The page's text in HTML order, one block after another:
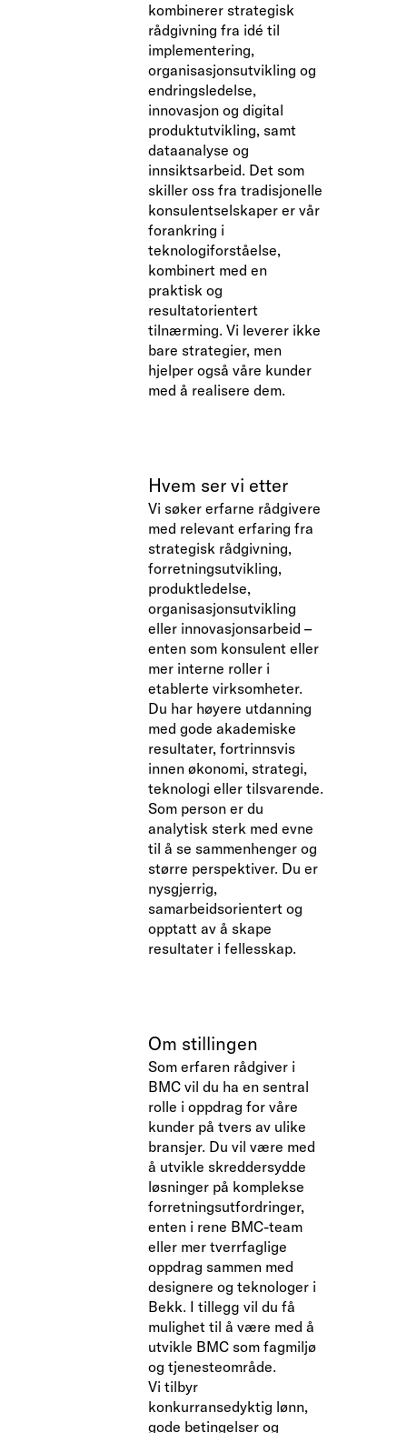
kombinerer strategisk
rådgivning fra idé til
implementering,
organisasjonsutvikling og
endringsledelse,
innovasjon og digital
produktutvikling, samt
dataanalyse og
innsiktsarbeid. Det som
skiller oss fra tradisjonelle
konsulentselskaper er vår
forankring i
teknologiforståelse,
kombinert med en
praktisk og
resultatorientert
tilnærming. Vi leverer ikke
bare strategier, men
hjelper også våre kunder
med å realisere dem.
Hvem ser vi etter
Vi søker erfarne rådgivere
med relevant erfaring fra
strategisk rådgivning,
forretningsutvikling,
produktledelse,
organisasjonsutvikling
eller innovasjonsarbeid –
enten som konsulent eller
mer interne roller i
etablerte virksomheter.
Du har høyere utdanning
med gode akademiske
resultater, fortrinnsvis
innen økonomi, strategi,
teknologi eller tilsvarende.
Som person er du
analytisk sterk med evne
til å se sammenhenger og
større perspektiver. Du er
nysgjerrig,
samarbeidsorientert og
opptatt av å skape
resultater i fellesskap.
Om stillingen
Som erfaren rådgiver i
BMC vil du ha en sentral
rolle i oppdrag for våre
kunder på tvers av ulike
bransjer. Du vil være med
å utvikle skreddersydde
løsninger på komplekse
forretningsutfordringer,
enten i rene BMC-team
eller mer tverrfaglige
oppdrag sammen med
designere og teknologer i
Bekk. I tillegg vil du få
mulighet til å være med å
utvikle BMC som fagmiljø
og tjenesteområde.
Vi tilbyr
konkurransedyktig lønn,
gode betingelser og